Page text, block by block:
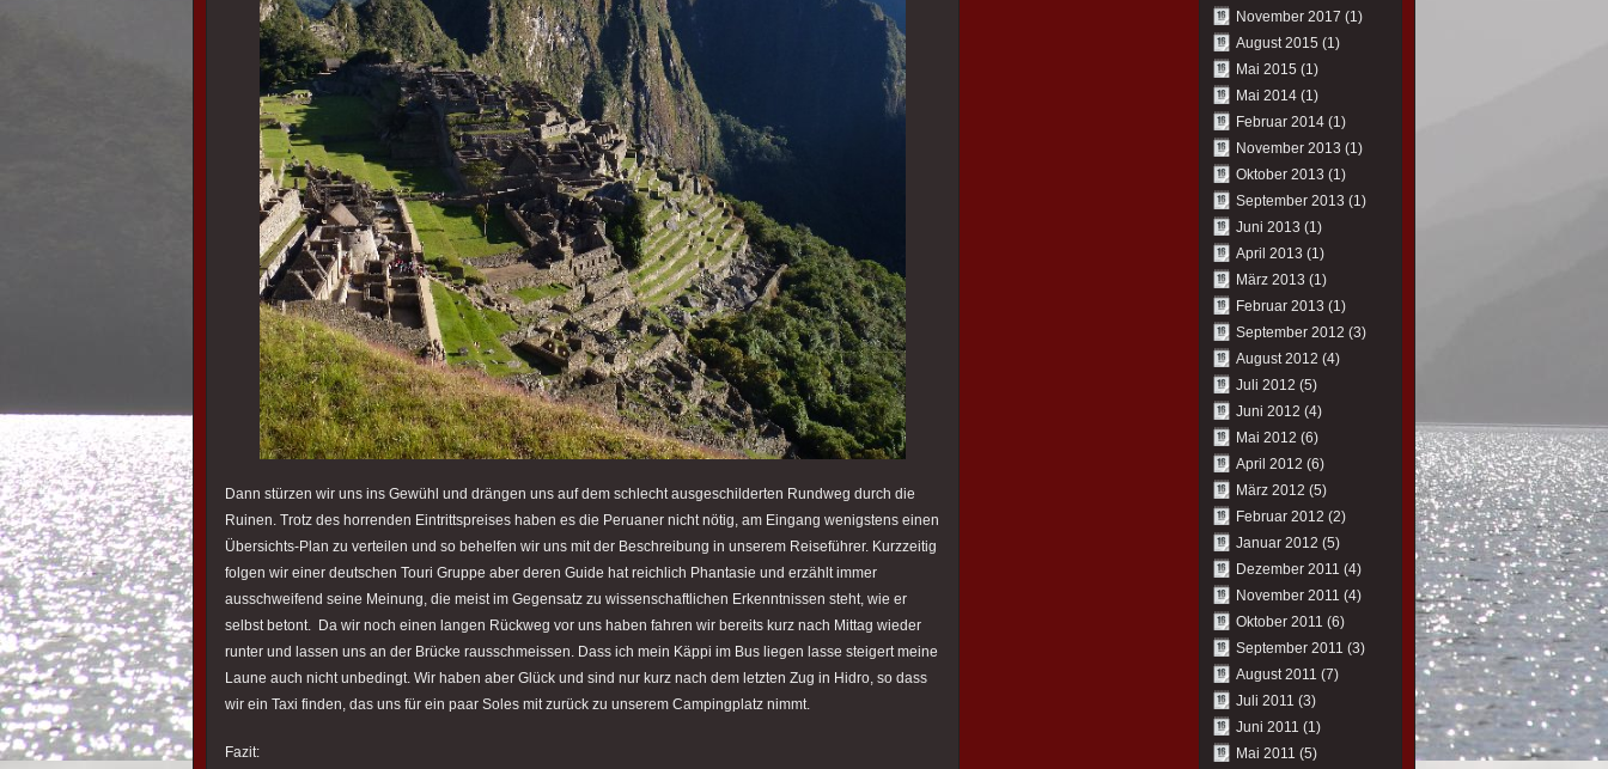
Dann stürzen wir uns ins Gewühl und drängen uns auf dem schlecht ausgeschilderten Rundweg durch die
Ruinen. Trotz des horrenden Eintrittspreises haben es die Peruaner nicht nötig, am Eingang wenigstens einen
Übersichts-Plan zu verteilen und so behelfen wir uns mit der Beschreibung in unserem Reiseführer. Kurzzeitig
folgen wir einer deutschen Touri Gruppe aber deren Guide hat reichlich Phantasie und erzählt immer
ausschweifend seine Meinung, die meist im Gegensatz zu wissenschaftlichen Erkenntnissen steht, wie er
selbst betont. Da wir noch einen langen Rückweg vor uns haben fahren wir bereits kurz nach Mittag wieder
runter und lassen uns an der Brücke rausschmeissen. Dass ich mein Käppi im Bus liegen lasse steigert meine
Laune auch nicht unbedingt. Wir haben aber Glück und sind nur kurz nach dem letzten Zug in Hidro, so dass
wir ein Taxi finden, das uns für ein paar Soles mit zurück zu unserem Campingplatz nimmt.
Fazit:
November 2017 (1)
August 2015 (1)
Mai 2015 (1)
Mai 2014 (1)
Februar 2014 (1)
November 2013 (1)
Oktober 2013 (1)
September 2013 (1)
Juni 2013 (1)
April 2013 (1)
März 2013 (1)
Februar 2013 (1)
September 2012 (3)
August 2012 (4)
Juli 2012 (5)
Juni 2012 (4)
Mai 2012 (6)
April 2012 (6)
März 2012 (5)
Februar 2012 (2)
Januar 2012 (5)
Dezember 2011 (4)
November 2011 (4)
Oktober 2011 (6)
September 2011 (3)
August 2011 (7)
Juli 2011 (3)
Juni 2011 (1)
Mai 2011 (5)